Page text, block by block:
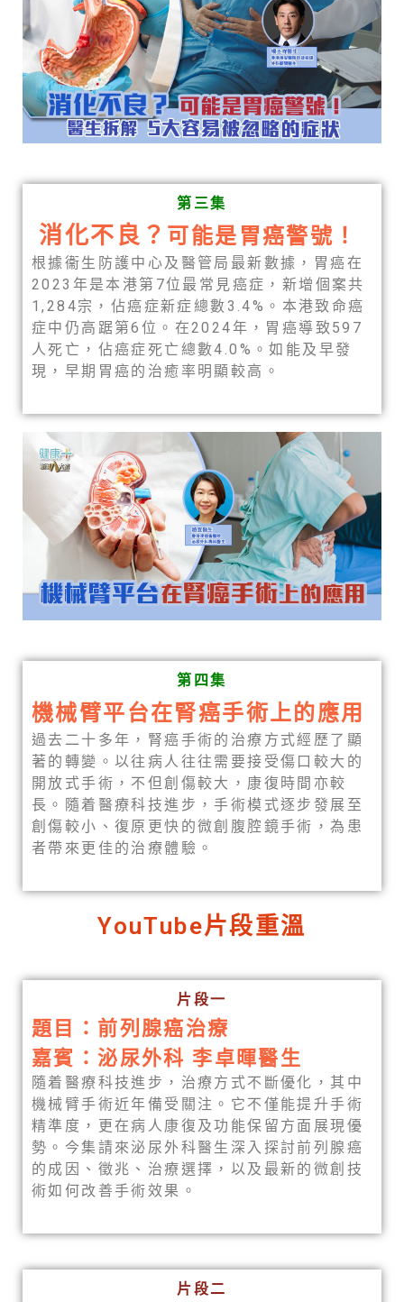
第三集
消化不良？ 可能是胃癌警號！
根據衞生防護中心及醫管局最新數據，胃癌在
2023年是本港第7位最常見癌症，新增個案共
1,284宗，佔癌症新症總數3.4%。本港致命癌
症中仍高踞第6位。在2024年，胃癌導致597
人死亡，佔癌症死亡總數4.0%。如能及早發
現，早期胃癌的治癒率明顯較高。
第四集
機械臂平台在腎癌手術上的應用
過去二十多年，腎癌手術的治療方式經歷了顯
著的轉變。以往病人往往需要接受傷口較大的
開放式手術，不但創傷較大，康復時間亦較
長。隨着醫療科技進步，手術模式逐步發展至
創傷較小、復原更快的微創腹腔鏡手術，為患
者帶來更佳的治療體驗。
YouTube片段重溫
片段一
題目：前列腺癌治療
嘉賓：泌尿外科 李卓暉醫生
隨着醫療科技進步，治療方式不斷優化，其中
機械臂手術近年備受關注。它不僅能提升手術
精準度，更在病人康復及功能保留方面展現優
勢。今集請來泌尿外科醫生深入探討前列腺癌
的成因、徵兆、治療選擇，以及最新的微創技
術如何改善手術效果。
片段二